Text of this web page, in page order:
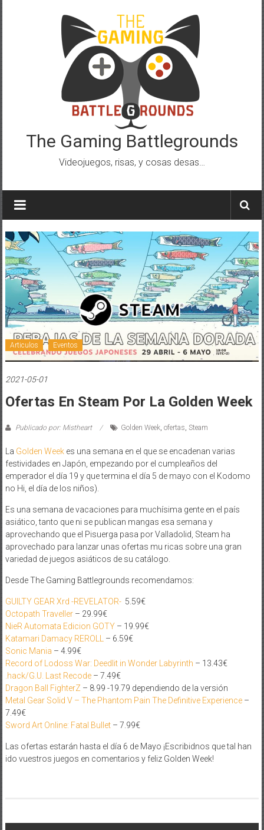
The Gaming Battlegrounds
Videojuegos, risas, y cosas desas…
Articulos Eventos
2021-05-01
Ofertas En Steam Por La Golden Week
Publicado por: Mistheart Golden Week, ofertas Steam
La Golden Weekes una semana en el que se encadenan varias
festividades en Japón, empezando por el cumpleaños del
emperador el día 19 y que termina el día 5 de mayo con el Kodomo
no Hi, el día de los niños).
Es una semana de vacaciones para muchísima gente en el país
asiático, tanto que ni se publican mangas esa semana y
aprovechando que el Pisuerga pasa por Valladolid, Steam ha
aprovechado para lanzar unas ofertas mu ricas sobre una gran
variedad de juegos asiáticos de su catálogo.
Desde The Gaming Battlegrounds recomendamos:
GUILTY GEAR Xrd -REVELATOR-5.59€
Octopath Traveller– 29.99€
NieR Automata Edicion GOTY– 19.99€
Katamari Damacy REROLL
– 6.59€
Sonic Mania – 4.99€
Record of Lodoss War: Deedlit in Wonder Labyrinth – 13.43€
.hack/G.U. Last Recode– 7.49€
Dragon Ball FighterZ – 8.99 -19.79 dependiendo de la versión
Metal Gear Solid V – The Phantom Pain The Definitive Experience–
7.49€
Sword Art Online: Fatal Bullet– 7.99€
Las ofertas estarán hasta el día 6 de Mayo ¡Escribidnos que tal han
ido vuestros juegos en comentarios y feliz Golden Week!